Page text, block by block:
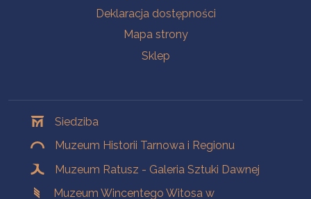
Deklaracja dostępności
Mapa strony
Sklep
Siedziba
Muzeum Historii Tarnowa i Regionu
Muzeum Ratusz - Galeria Sztuki Dawnej
Muzeum Wincentego Witosa w